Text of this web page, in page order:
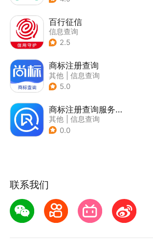
百行征信
信息查询
| 业务咨询办理
2.5
商标注册查询
其他
信息查询
5.0
商标注册查询服务软件
其他
信息查询
0.0
联系我们